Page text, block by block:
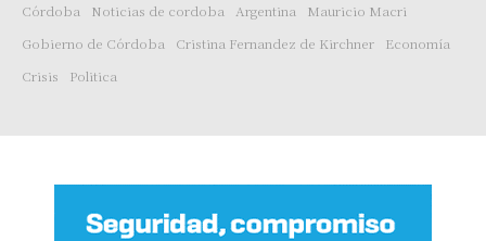
Córdoba Noticias de cordoba Argentina
Mauricio Macri
Gobierno de Córdoba
Cristina Fernandez de Kirchner
Economía
Crisis
Politica